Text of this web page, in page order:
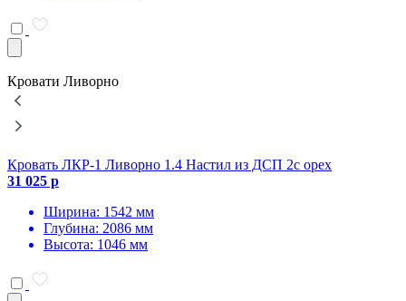
Кровати Ливорно
Кровать ЛКР-1 Ливорно 1.4 Настил из ДСП 2с орех
31 025 р
Ширина: 1542 мм
Глубина: 2086 мм
Высота: 1046 мм